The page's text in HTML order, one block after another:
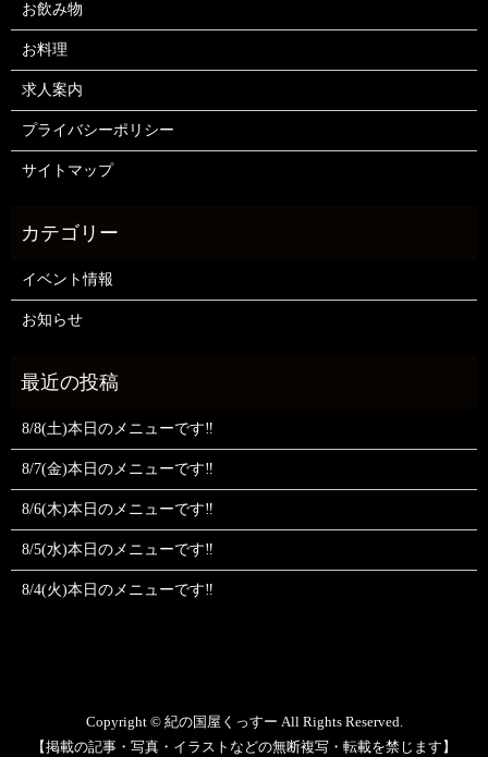
お飲み物
お料理
求人案内
プライバシーポリシー
サイトマップ
イベント情報
お知らせ
8/8(土)本日のメニューです‼️
8/7(金)本日のメニューです‼️
8/6(木)本日のメニューです‼️
8/5(水)本日のメニューです‼️
8/4(火)本日のメニューです‼️
Copyright © 紀の国屋くっすー All Rights Reserved.
【掲載の記事・写真・イラストなどの無断複写・転載を禁じます】